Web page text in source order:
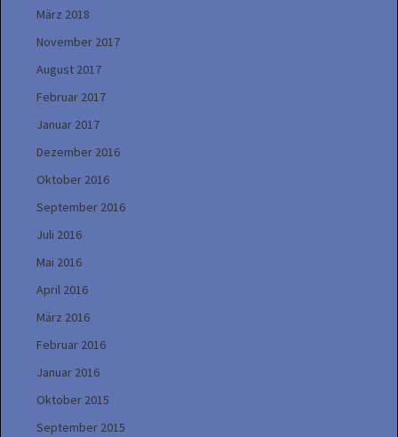
März 2018
November 2017
August 2017
Februar 2017
Januar 2017
Dezember 2016
Oktober 2016
September 2016
Juli 2016
Mai 2016
April 2016
März 2016
Februar 2016
Januar 2016
Oktober 2015
September 2015